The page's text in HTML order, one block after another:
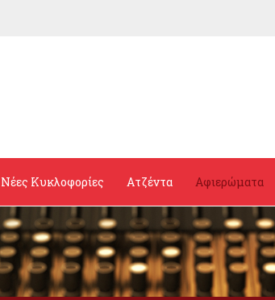
Νέες Κυκλοφορίες Ατζέντα Αφιερώματα